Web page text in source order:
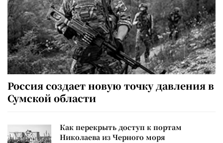
Россия создает новую точку давления в
Сумской области
Как перекрыть доступ к портам
Николаева из Черного моря